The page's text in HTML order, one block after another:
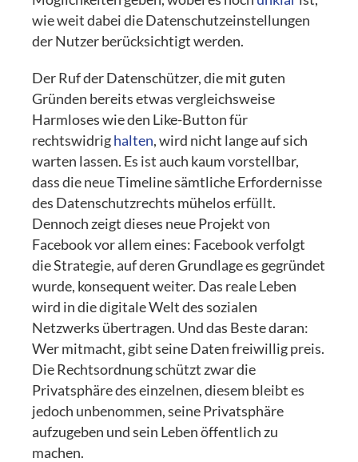
wie weit dabei die Datenschutzeinstellungen
der Nutzer berücksichtigt werden.
Der Ruf der Datenschützer, die mit guten
Gründen bereits etwas vergleichsweise
Harmloses wie den Like-Button für
rechtswidrighalten, wird nicht lange auf sich
warten lassen. Es ist auch kaum vorstellbar,
dass die neue Timeline sämtliche Erfordernisse
des Datenschutzrechts mühelos erfüllt.
Dennoch zeigt dieses neue Projekt von
Facebook vor allem eines: Facebook verfolgt
die Strategie, auf deren Grundlage es gegründet
wurde, konsequent weiter. Das reale Leben
wird in die digitale Welt des sozialen
Netzwerks übertragen. Und das Beste daran:
Wer mitmacht, gibt seine Daten freiwillig preis.
Die Rechtsordnung schützt zwar die
Privatsphäre des einzelnen, diesem bleibt es
jedoch unbenommen, seine Privatsphäre
aufzugeben und sein Leben öffentlich zu
machen.